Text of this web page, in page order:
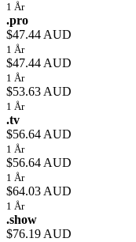
1 År
.pro
$47.44 AUD
1 År
$47.44 AUD
1 År
$53.63 AUD
1 År
.tv
$56.64 AUD
1 År
$56.64 AUD
1 År
$64.03 AUD
1 År
.show
$76.19 AUD